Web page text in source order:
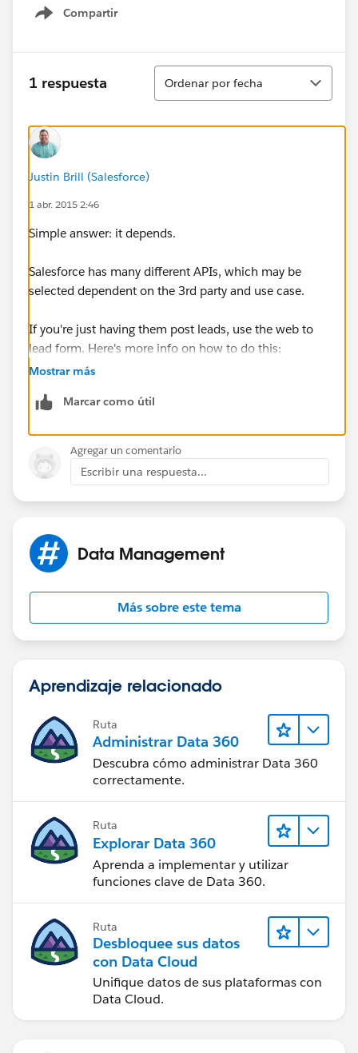
Compartir
Show menu
1 respuesta
Ordenar
Ordenar por fecha
Justin Brill (Salesforce)
1 abr. 2015 2:46
Simple answer: it depends.
Salesforce has many different APIs, which may be
selected dependent on the 3rd party and use case.
If you're just having them post leads, use the web to
lead form. Here's more info on how to do this:
id=setting_up_web-to-lead.htm
Mostrar más
Marcar como útil
Agregar un comentario
Escribir una respuesta...
Data Management
Más sobre este tema
Aprendizaje relacionado
Ruta
Administrar Data 360
Descubra cómo administrar Data 360
correctamente.
Ruta
Explorar Data 360
Aprenda a implementar y utilizar
funciones clave de Data 360.
Ruta
Desbloquee sus datos
con Data Cloud
Unifique datos de sus plataformas con
Data Cloud.